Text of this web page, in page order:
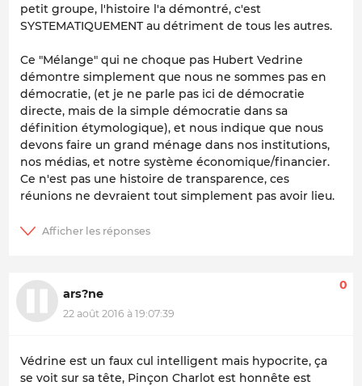
petit groupe, l'histoire l'a démontré, c'est
SYSTEMATIQUEMENT au détriment de tous les autres.
Ce "Mélange" qui ne choque pas Hubert Vedrine
démontre simplement que nous ne sommes pas en
démocratie, (et je ne parle pas ici de démocratie
directe, mais de la simple démocratie dans sa
définition étymologique), et nous indique que nous
devons faire un grand ménage dans nos institutions,
nos médias, et notre système économique/financier.
Ce n'est pas une histoire de transparence, ces
réunions ne devraient tout simplement pas avoir lieu.
ars?ne
22 août 2016 à 19:07:39
0
Védrine est un faux cul intelligent mais hypocrite, ça
se voit sur sa tête, Pinçon Charlot est honnête est